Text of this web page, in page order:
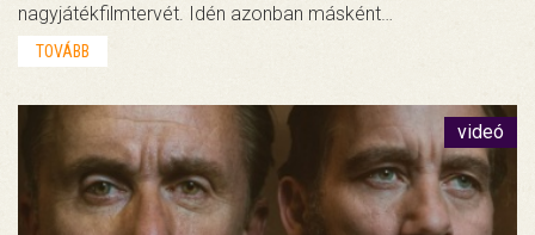
nagyjátékfilmtervét. Idén azonban másként…
TOVÁBB
videó